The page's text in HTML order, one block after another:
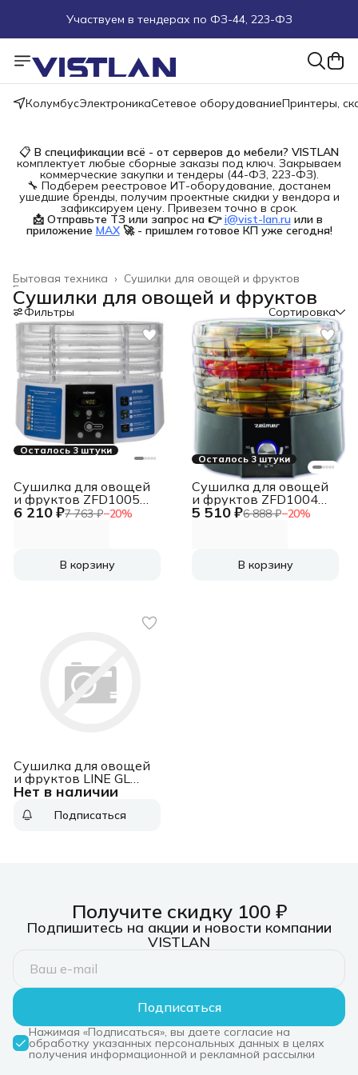
Участвуем в тендерах по ФЗ-44, 223-ФЗ
Поможем подобрать оборудование под ТЗ
Пуско-наладочные работы
Более 100 000 позиций в наличии и под заказ
КолумбусЭлектроникаСетевое оборудованиеПринтеры,
📋 В спецификации всё - от серверов до мебели? VISTLAN
комплектует любые сборные заказы под ключ. Закрываем
коммерческие закупки и тендеры (44-ФЗ, 223-ФЗ).
🔧 Подберем реестровое ИТ-оборудование, достанем
ушедшие бренды, получим проектные скидки у вендора и
зафиксируем цену. Привезем точно в срок.
📩 Отправьте ТЗ или запрос на 👉 i@vist-lan.ru или в
приложение MAX 🚀 - пришлем готовое КП уже сегодня!
Сушилки для овощей и фруктов
Бытовая техника ›
Главная
Сушилки для овощей и фруктов
Фильтры Сортировка
Осталось 3 штуки
6 210 ₽7 763 ₽−20%
Сушилка для овощей
и фруктов ZFD1005
WHITE ZELMER
В корзину
Осталось 3 штуки
5 510 ₽6 888 ₽−20%
Сушилка для овощей
и фруктов ZFD1004
BLACK ZELMER
В корзину
Нет в наличии
Сушилка для овощей
и фруктов LINE GL
2630 GREEN GALAXY
Подписаться
Получите скидку 100 ₽
Подпишитесь на акции и новости компании
VISTLAN
Подписаться
Нажимая «Подписаться», вы даете согласие на
обработку указанных персональных данных в целях
получения информационной и рекламной рассылки